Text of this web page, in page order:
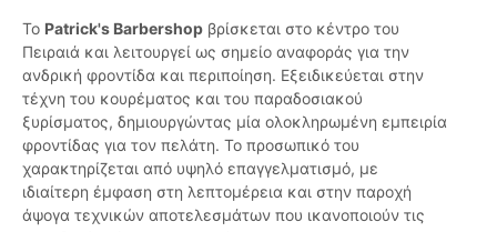
Το Patrick's Barbershop βρίσκεται στο κέντρο του
Πειραιά και λειτουργεί ως σημείο αναφοράς για την
ανδρική φροντίδα και περιποίηση. Εξειδικεύεται στην
τέχνη του κουρέματος και του παραδοσιακού
ξυρίσματος, δημιουργώντας μία ολοκληρωμένη εμπειρία
φροντίδας για τον πελάτη. Το προσωπικό του
χαρακτηρίζεται από υψηλό επαγγελματισμό, με
ιδιαίτερη έμφαση στη λεπτομέρεια και στην παροχή
άψογα τεχνικών αποτελεσμάτων που ικανοποιούν τις